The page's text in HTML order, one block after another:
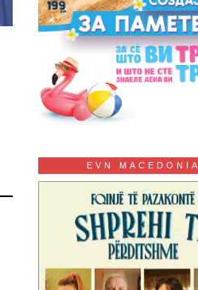
EVN MACEDONIA